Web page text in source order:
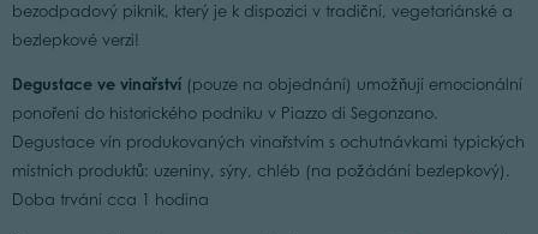
bezodpadový piknik, který je k dispozici v tradiční, vegetariánské a
bezlepkové verzi!
Degustace ve vinařství(pouze na objednání) umožňují emocionální
ponoření do historického podniku v Piazzo di Segonzano.
Degustace vín produkovaných vinařstvím s ochutnávkami typických
místních produktů: uzeniny, sýry, chléb (na požádání bezlepkový).
Doba trvání cca 1 hodina